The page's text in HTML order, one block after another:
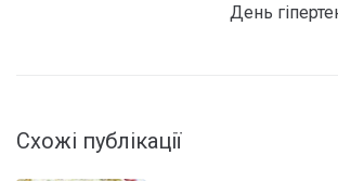
День
Схожі публікації